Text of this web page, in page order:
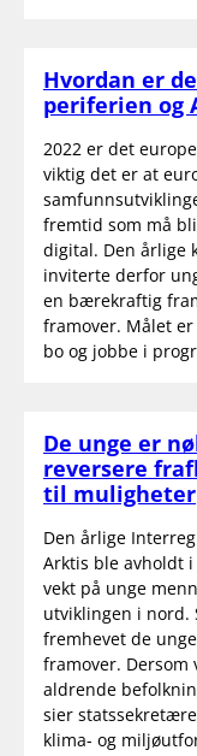
Hvordan er
periferien og
2022 er det
viktig det er at
fremtid som må
digital. Den årlige
inviterte derfor
en bærekraftig
framover. Målet
bo og jobbe i
De unge er
reversere
til muligheter
Den årlige
Arktis ble avholdt
vekt på unge
utviklingen i nord.
fremhevet de
framover. Dersom
aldrende
sier
klima- og